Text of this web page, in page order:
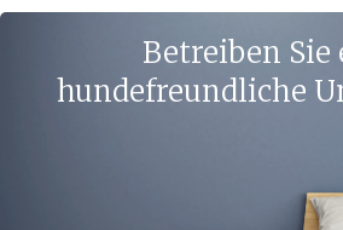
Betreiben Sie
hundefreundliche